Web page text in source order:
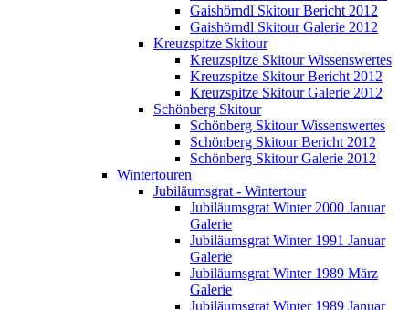
Gaishörndl Skitour Bericht 2012
Gaishörndl Skitour Galerie 2012
Kreuzspitze Skitour
Kreuzspitze Skitour Wissenswertes
Kreuzspitze Skitour Bericht 2012
Kreuzspitze Skitour Galerie 2012
Schönberg Skitour
Schönberg Skitour Wissenswertes
Schönberg Skitour Bericht 2012
Schönberg Skitour Galerie 2012
Wintertouren
Jubiläumsgrat - Wintertour
Jubiläumsgrat Winter 2000 Januar
Galerie
Jubiläumsgrat Winter 1991 Januar
Galerie
Jubiläumsgrat Winter 1989 März
Galerie
Jubiläumsgrat Winter 1989 Januar